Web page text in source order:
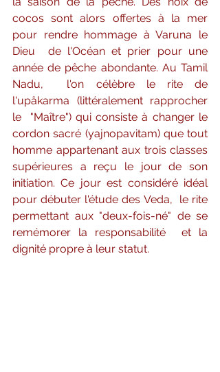
cocos sont alors offertes à la mer
pour rendre hommage à Varuna le
Dieu  de l'Océan et prier pour une
année de pêche abondante. Au Tamil
Nadu,  l'on célèbre le rite de
l'upâkarma (littéralement rapprocher
le  "Maître") qui consiste à changer le
cordon sacré (yajnopavitam) que tout
homme appartenant aux trois classes
supérieures a reçu le jour de son
initiation. Ce jour est considéré idéal
pour débuter l'étude des Veda,  le rite
permettant aux "deux-fois-né" de se
remémorer la responsabilité  et la
dignité propre à leur statut.